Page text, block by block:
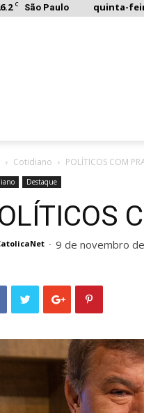
C São Paulo quinta-
Cotidiano POLÍTICOS COM
Destaque
- 9 de novembro